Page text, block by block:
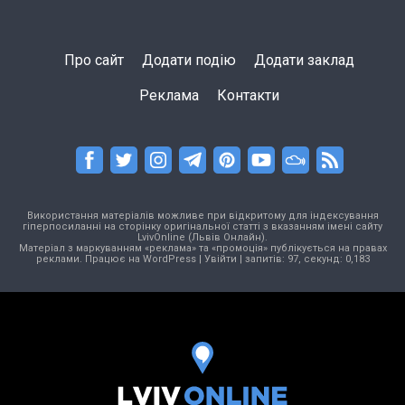
Про сайт Додати подію Додати заклад
Реклама Контакти
Використання матеріалів можливе при відкритому для індексування
гіперпосиланні на сторінку оригінальної статті з вказанням імені сайту
LvivOnline (Львів Онлайн).
Матеріал з маркуванням «реклама» та «промоція» публікується на правах
реклами. Працює на WordPress| Увійти | запитів: 97, секунд: 0,183